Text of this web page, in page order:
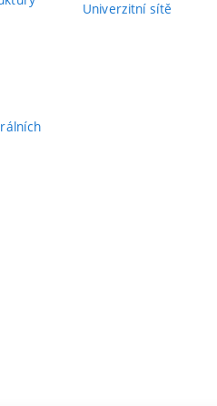
Univerzitní sítě